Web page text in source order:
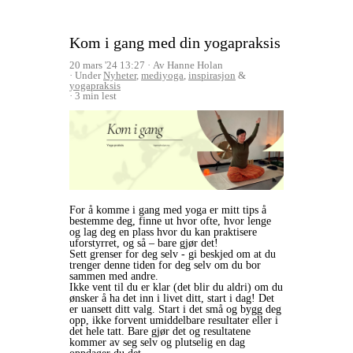
Kom i gang med din yogapraksis
20 mars '24 13:27
Av Hanne Holan
UnderNyheter, mediyoga, inspirasjon &
yogapraksis
3 min lest
For å komme i gang med yoga er mitt tips å
bestemme deg, finne ut hvor ofte, hvor lenge
og lag deg en plass hvor du kan praktisere
uforstyrret, og så – bare gjør det!
Sett grenser for deg selv - gi beskjed om at du
trenger denne tiden for deg selv om du bor
sammen med andre.
Ikke vent til du er klar (det blir du aldri) om du
ønsker å ha det inn i livet ditt, start i dag! Det
er uansett ditt valg. Start i det små og bygg deg
opp, ikke forvent umiddelbare resultater eller i
det hele tatt. Bare gjør det og resultatene
kommer av seg selv og plutselig en dag